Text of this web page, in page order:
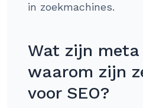
in zoekmachines.
Wat zijn
waarom zijn
voor SEO?